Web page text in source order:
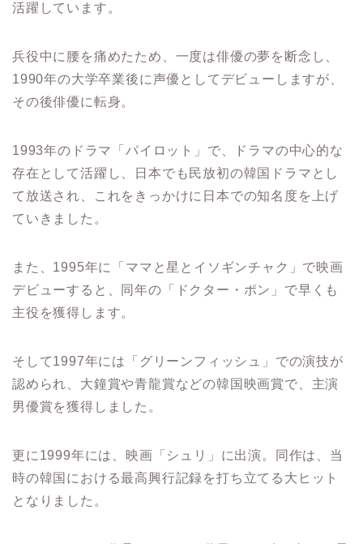
活躍しています。
兵役中に腰を痛めたため、一度は俳優の夢を断念し、
1990年の大学卒業後に声優としてデビューしますが、
その後俳優に転身。
1993年のドラマ「パイロット」で、ドラマの中心的な
存在として活躍し、日本でも民放初の韓国ドラマとし
て放送され、これをきっかけに日本での知名度を上げ
ていきました。
また、1995年に「ママと星とイソギンチャク」で映画
デビューすると、同年の「ドクター・ポン」で早くも
主役を獲得します。
そして1997年には「グリーンフィッシュ」での演技が
認められ、大鐘賞や青龍賞などの韓国映画賞で、主演
男優賞を獲得しました。
更に1999年には、映画「シュリ」に出演。同作は、当
時の韓国における最高興行記録を打ち立てる大ヒット
となりました。